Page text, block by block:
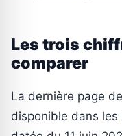
Les trois
comparer
La dernière page
disponible dans